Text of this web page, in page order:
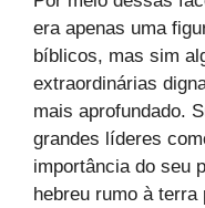
era apenas uma
bíblicos, mas sim
extraordinárias
mais aprofundado.
grandes líderes
importância do seu
hebreu rumo à terra